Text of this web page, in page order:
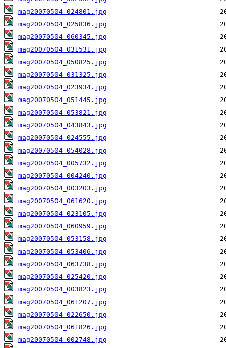
mag20070504_024801.jpg
mag20070504_025836.jpg
mag20070504_060345.jpg
mag20070504_031531.jpg
mag20070504_050825.jpg
mag20070504_031325.jpg
mag20070504_023934.jpg
mag20070504_051445.jpg
mag20070504_053821.jpg
mag20070504_043843.jpg
mag20070504_024555.jpg
mag20070504_054028.jpg
mag20070504_005732.jpg
mag20070504_004240.jpg
mag20070504_003203.jpg
mag20070504_061620.jpg
mag20070504_023105.jpg
mag20070504_060959.jpg
mag20070504_053158.jpg
mag20070504_053406.jpg
mag20070504_063738.jpg
mag20070504_025420.jpg
mag20070504_003823.jpg
mag20070504_061207.jpg
mag20070504_022650.jpg
mag20070504_061826.jpg
mag20070504_002748.jpg